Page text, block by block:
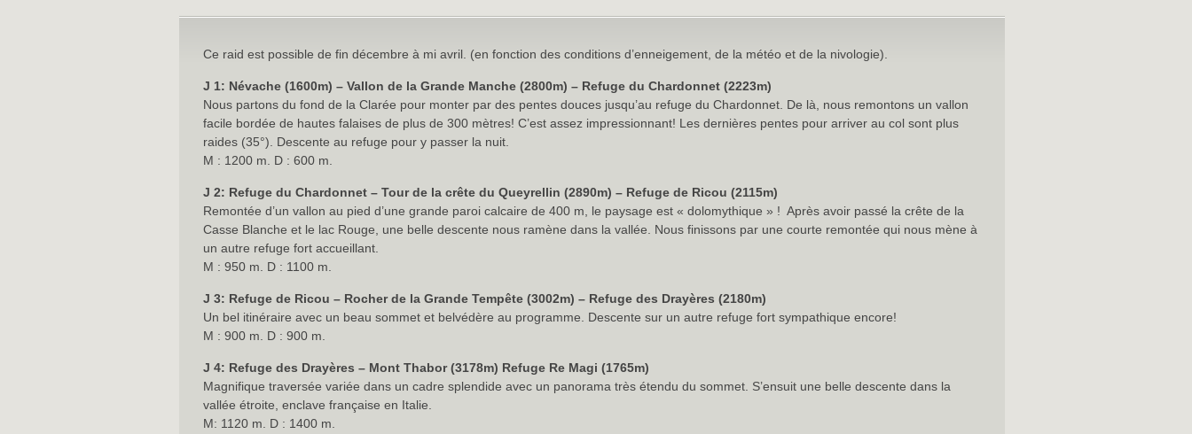
Ce raid est possible de fin décembre à mi avril. (en fonction des conditions d’enneigement, de la météo et de la nivologie).
J 1: Névache (1600m) – Vallon de la Grande Manche (2800m) – Refuge du Chardonnet (2223m)
Nous partons du fond de la Clarée pour monter par des pentes douces jusqu’au refuge du Chardonnet. De là, nous remontons un vallon
facile bordée de hautes falaises de plus de 300 mètres! C’est assez impressionnant! Les dernières pentes pour arriver au col sont plus
raides (35°). Descente au refuge pour y passer la nuit.
M : 1200 m. D : 600 m.
J 2: Refuge du Chardonnet – Tour de la crête du Queyrellin (2890m) – Refuge de Ricou (2115m)
Remontée d’un vallon au pied d’une grande paroi calcaire de 400 m, le paysage est « dolomythique » ! Après avoir passé la crête de la
Casse Blanche et le lac Rouge, une belle descente nous ramène dans la vallée. Nous finissons par une courte remontée qui nous mène à
un autre refuge fort accueillant.
M : 950 m. D : 1100 m.
J 3: Refuge de Ricou – Rocher de la Grande Tempête (3002m) – Refuge des Drayères (2180m)
Un bel itinéraire avec un beau sommet et belvédère au programme. Descente sur un autre refuge fort sympathique encore!
M : 900 m. D : 900 m.
J 4: Refuge des Drayères – Mont Thabor (3178m) Refuge Re Magi (1765m)
Magnifique traversée variée dans un cadre splendide avec un panorama très étendu du sommet. S’ensuit une belle descente dans la
vallée étroite, enclave française en Italie.
M: 1120 m. D : 1400 m.